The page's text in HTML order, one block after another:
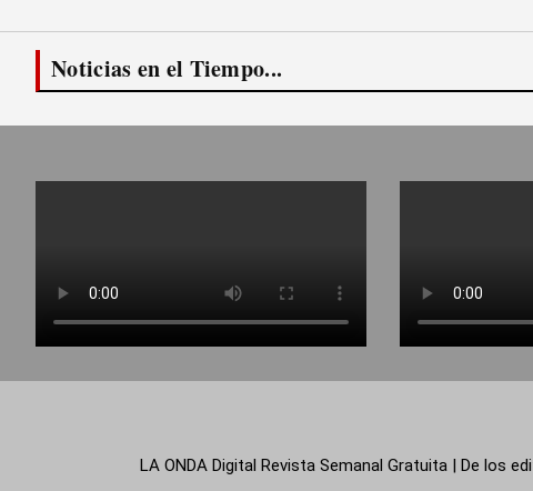
Noticias en el Tiempo...
LA ONDA Digital Revista Semanal Gratuita | De los